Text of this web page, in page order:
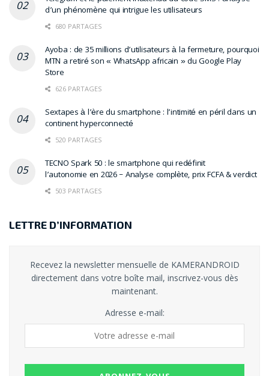
d’un phénomène qui intrigue les utilisateurs
680 PARTAGES
Ayoba : de 35 millions d’utilisateurs à la fermeture, pourquoi
MTN a retiré son « WhatsApp africain » du Google Play
Store
626 PARTAGES
Sextapes à l’ère du smartphone : l’intimité en péril dans un
continent hyperconnecté
520 PARTAGES
TECNO Spark 50 : le smartphone qui redéfinit
l’autonomie en 2026 – Analyse complète, prix FCFA & verdict
503 PARTAGES
LETTRE D’INFORMATION
Recevez la newsletter mensuelle de KAMERANDROID
directement dans votre boîte mail, inscrivez-vous dès
maintenant.
Adresse e-mail: